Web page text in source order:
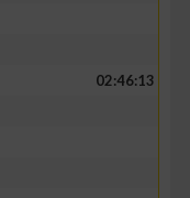
02:46:13